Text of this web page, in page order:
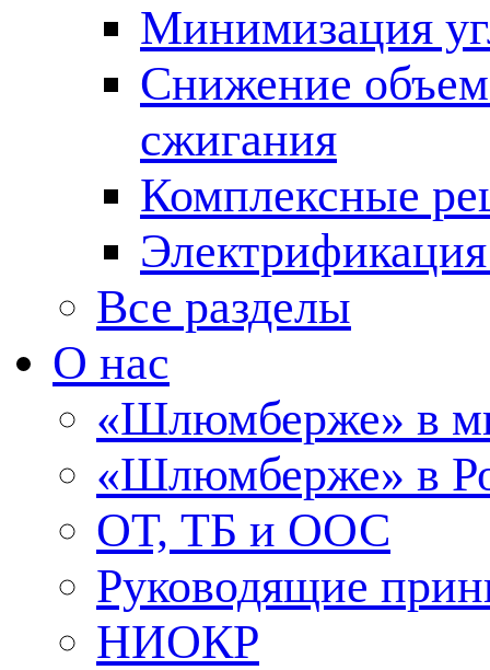
Минимизация
Снижение
сжигания
Комплексные
Все разделы
О нас
«Шлюмберже» в
«Шлюмберже» в
ОТ, ТБ и ООС
Руководящие
НИОКР